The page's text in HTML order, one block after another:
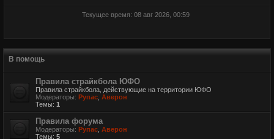
Текущее время: 08 авг 2026, 00:59
В помощь
Правила страйкбола ЮФО
Правила страйкбола, действующие на территории ЮФО
Модераторы: Рупас Аверон
Темы: 1
Правила форума
Модераторы: Рупас Аверон
Темы: 5